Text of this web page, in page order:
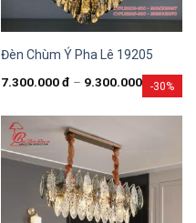
-30%
Đèn Chùm Ý Pha Lê 19205
7.300.000đ – 9.300.000